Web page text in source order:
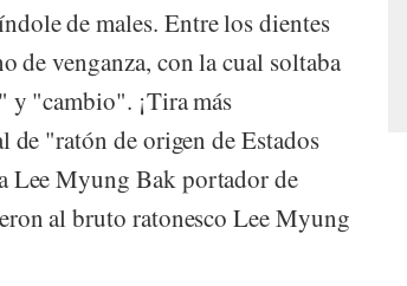
de males. Entre los dientes
de venganza, con la cual soltaba
y "cambio". ¡Tira más
de "ratón de origen de Estados
Lee Myung Bak portador de
al bruto ratonesco Lee Myung